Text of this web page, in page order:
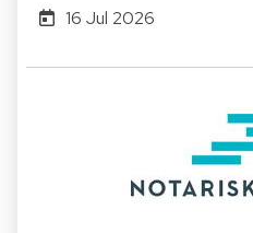
16 Jul 2026